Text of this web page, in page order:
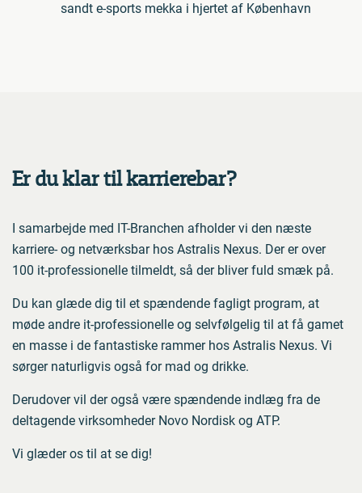
sandt e-sports mekka i hjertet af København
Er du klar til karrierebar?
I samarbejde med IT-Branchen afholder vi den næste
karriere- og netværksbar hos Astralis Nexus. Der er over
100 it-professionelle tilmeldt, så der bliver fuld smæk på.
Du kan glæde dig til et spændende fagligt program, at
møde andre it-professionelle og selvfølgelig til at få gamet
en masse i de fantastiske rammer hos Astralis Nexus. Vi
sørger naturligvis også for mad og drikke.
Derudover vil der også være spændende indlæg fra de
deltagende virksomheder Novo Nordisk og ATP.
Vi glæder os til at se dig!